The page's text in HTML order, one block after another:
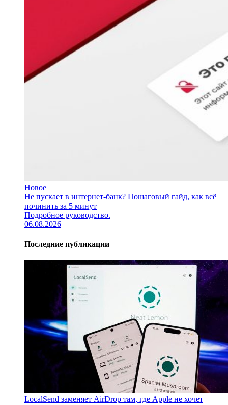
Новое
Не пускает в интернет-банк? Пошаговый гайд, как всё
починить за 5 минут
Подробное руководство.
06.08.2026
Последние публикации
LocalSend заменяет AirDrop там, где Apple не хочет